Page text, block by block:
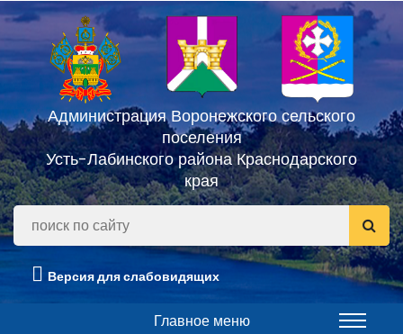
Администрация Воронежского сельского
поселения
Усть-Лабинского района Краснодарского
края
Версия для слабовидящих
Главное меню